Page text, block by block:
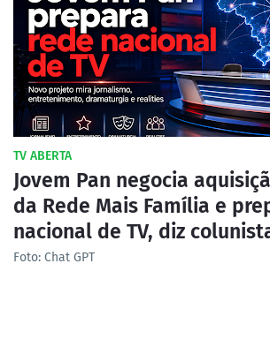
TV ABERTA
Jovem Pan negocia
da Rede Mais Família e
nacional de TV, diz
Foto: Chat GPT